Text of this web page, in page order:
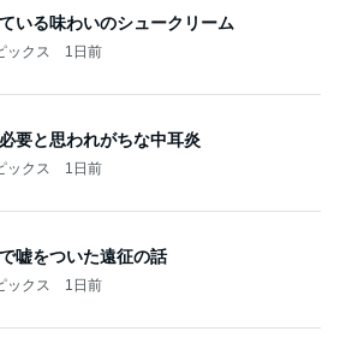
いる味わいのシュークリーム
ックス 1日前
要と思われがちな中耳炎
ックス 1日前
嘘をついた遠征の話
ックス 1日前